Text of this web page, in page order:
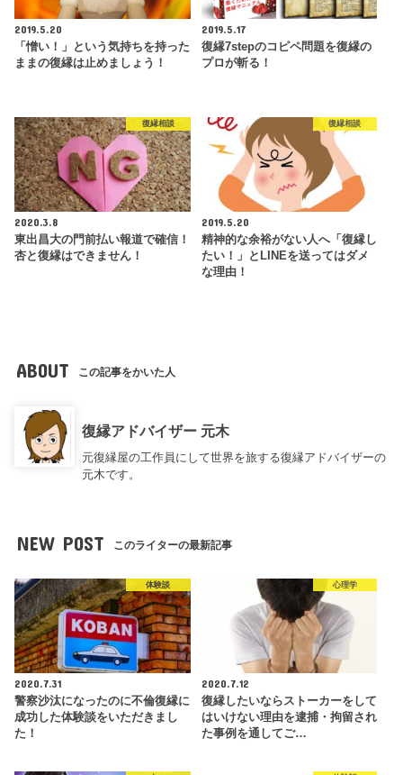
2019.5.20
「憎い！」という気持ちを持った
ままの復縁は止めましょう！
2019.5.17
復縁7stepのコピペ問題を復縁の
プロが斬る！
復縁相談
2020.3.8
東出昌大の門前払い報道で確信！
杏と復縁はできません！
復縁相談
2019.5.20
精神的な余裕がない人へ「復縁し
たい！」とLINEを送ってはダメ
な理由！
ABOUT この記事をかいた人
復縁アドバイザー 元木
元復縁屋の工作員にして世界を旅する復縁アドバイザーの
元木です。
NEW POST このライターの最新記事
体験談
2020.7.31
警察沙汰になったのに不倫復縁に
成功した体験談をいただきまし
た！
心理学
2020.7.12
復縁したいならストーカーをして
はいけない理由を逮捕・拘留され
た事例を通してご…